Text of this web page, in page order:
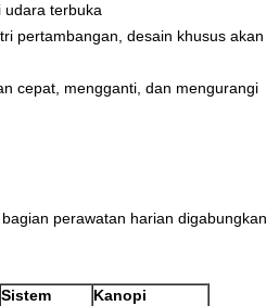
udara terbuka
pertambangan, desain khusus akan
cepat, mengganti, dan mengurangi
perawatan harian digabungkan
Sistem
Kanopi